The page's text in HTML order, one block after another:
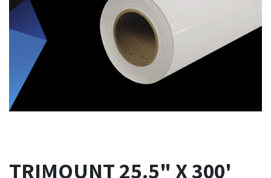
TRIMOUNT 25.5" X 300'